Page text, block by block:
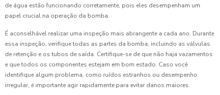
de água estão funcionando corretamente, pois eles desempenham um
papel crucial na operação da bomba.
É aconselhável realizar uma inspeção mais abrangente a cada ano. Durante
essa inspeção, verifique todas as partes da bomba, incluindo as válvulas
de retenção e os tubos de saída. Certifique-se de que não haja vazamentos
e que todos os componentes estejam em bom estado. Caso você
identifique algum problema, como ruídos estranhos ou desempenho
irregular, é importante agir rapidamente para evitar danos maiores.